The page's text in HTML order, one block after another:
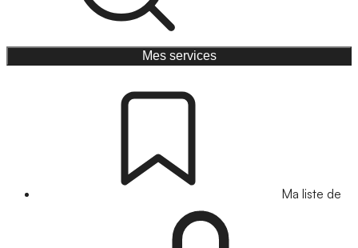
Mes services
Ma liste de